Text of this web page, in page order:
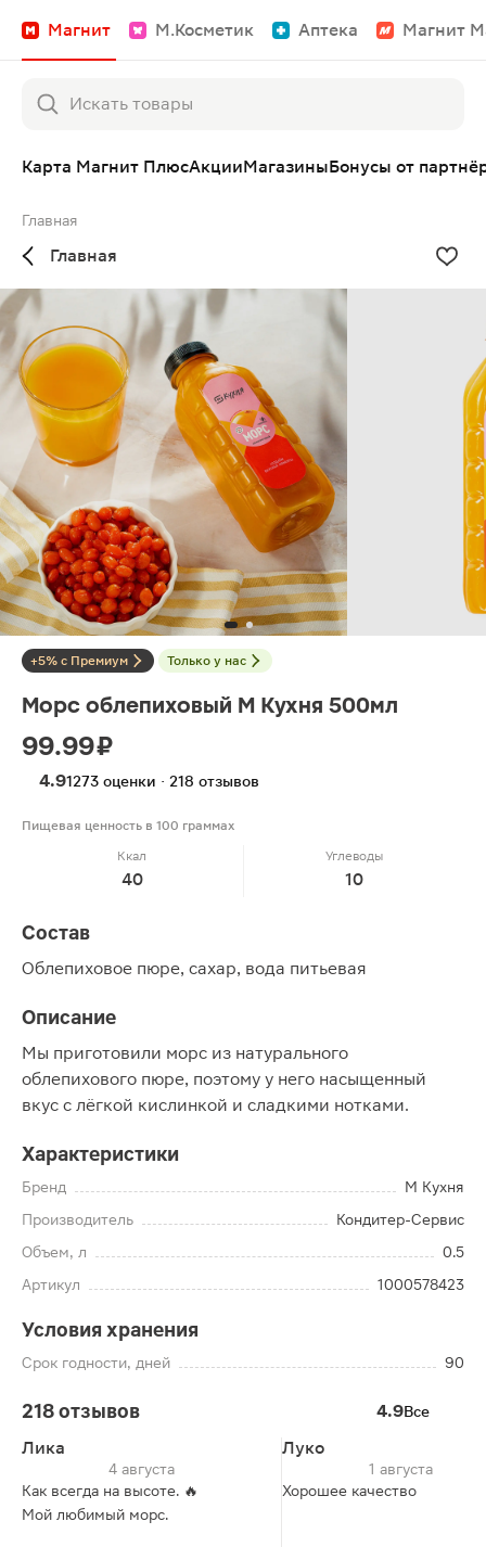
Магнит М.Косметик Аптека Магнит
Карта Магнит ПлюсАкцииМагазиныБонусы от
Главная
Главная
+5% с Премиум Только у нас
Морс облепиховый М Кухня 500мл
99.99 ₽
4.91273 оценки · 218 отзывов
Пищевая ценность в 100 граммах
Ккал
40
Углеводы
10
Состав
Облепиховое пюре, сахар, вода питьевая
Описание
Мы приготовили морс из натурального
облепихового пюре, поэтому у него насыщенный
вкус с лёгкой кислинкой и сладкими нотками.
Характеристики
Бренд
М Кухня
Производитель
Кондитер-Сервис
Объем, л
0.5
Артикул
1000578423
Условия хранения
Срок годности, дней 90
218 отзывов 4.9Все
Лика
4 августа
Как всегда на высоте. 🔥
Мой любимый морс.
Луко
1 августа
Хорошее качество